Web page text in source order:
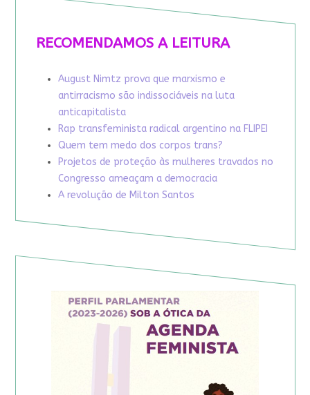
RECOMENDAMOS A LEITURA
August Nimtz prova que marxismo e
antirracismo são indissociáveis na luta
anticapitalista
Rap transfeminista radical argentino na FLIPEI
Quem tem medo dos corpos trans?
Projetos de proteção às mulheres travados no
Congresso ameaçam a democracia
A revolução de Milton Santos